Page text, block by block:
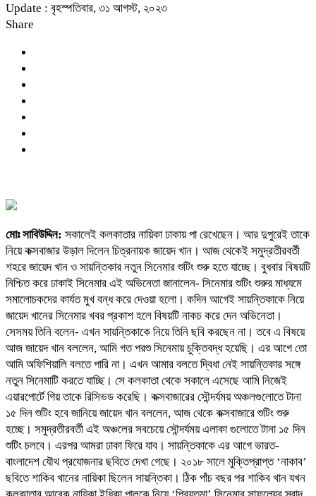
Update : বৃহস্পতিবার, ৩১ আগস্ট, ২০২৩
Share
মোঃ সাবিউদ্দিন: সকালেই কলকাতার নায়িকা ঢাকায় পা রেখেছেন। আর দুপুরেই তাকে
নিয়ে কক্সবাজার উড়াল দিলেন চিত্রনায়ক জায়েদ খান। আজ থেকেই সমুদ্রতীরবর্তী
শহরে জায়েদ খান ও সায়ন্তিকার নতুন সিনেমার শুটিং শুরু হতে যাচ্ছে। বুধবার বিষয়টি
নিশ্চিত করে ঢাকাই সিনেমার এই অভিনেতা জানালেন- সিনেমার শুটিং শুরুর মাধ্যমে
সমালোচকদের কার্যত মুখ বন্ধ করে দেওয়া হলো। কদিন আগেই সায়ন্তিকাকে নিয়ে
জায়েদ খানের সিনেমার খবর প্রকাশ হলে বিষয়টি নাকচ করে দেন অভিনেতা।
সেসময় তিনি বলেন- এখন সায়ন্তিকাকে নিয়ে তিনি ছবি করছেন না। তবে এ বিষয়ে
আজ জায়েদ খান বললেন, আমি গত পরশু সিনেমায় চুক্তিবদ্ধ হয়েছি। এর আগে তো
আমি অফিশিয়ালি বলতে পারি না। এখন আমার বলতে দ্বিধা নেই সায়ন্তিকার সঙ্গে
নতুন সিনেমাটি করতে যাচ্ছি। সে কলকাতা থেকে সকালে এসেছে আমি নিজেই
এয়ারপোর্টে গিয় তাকে রিসিভড করেছি। কক্সবাজারের সৌন্দর্যময় অঞ্চলগুলোতে টানা
১৫ দিন শুটিং হবে জানিয়ে জায়েদ খান বললেন, আজ থেকে কক্সবাজারে শুটিং শুরু
হচ্ছে। সমুদ্রতীরবর্তী এই অঞ্চলের সবচেয়ে সৌন্দর্যময় এলাকা গুলোতে টানা ১৫ দিন
শুটিং চলবে। এরপর আমরা ঢাকা ফিরে যাব। সায়ন্তিকাকে এর আগে ভারত-
বাংলাদেশ যৌথ প্রযোজনার ছবিতে দেখা গেছে। ২০১৮ সালে মুক্তিপ্রাপ্ত ‘নাকাব’
ছবিতে শাকিব খানের নায়িকা ছিলেন সায়ন্তিকা। ঠিক পাঁচ বছর পর শাকিব খান যখন